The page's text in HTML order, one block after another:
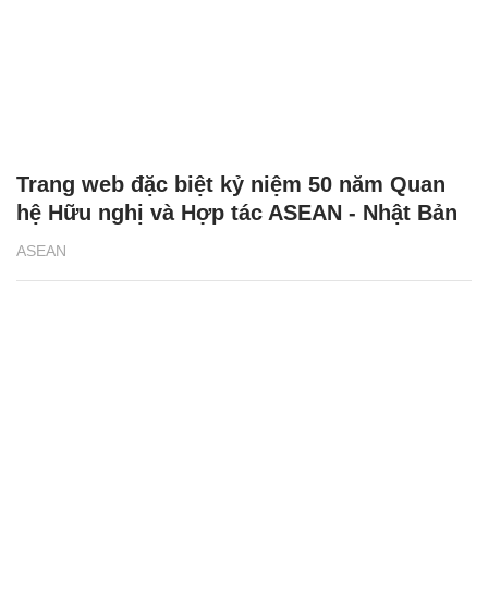
ASEAN
Trang web đặc biệt kỷ niệm 50 năm Quan
hệ Hữu nghị và Hợp tác ASEAN - Nhật Bản